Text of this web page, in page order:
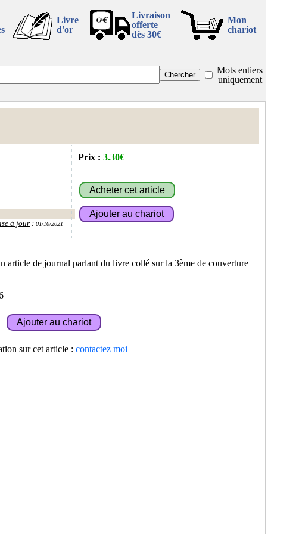
Livre
d'or
Livraison
offerte
dès 30€
Mon
chariot
Mots entiers
uniquement
à jour :01/10/2021
Prix : 3.30€
article de journal parlant du livre collé sur la 3ème de couverture
sur cet article :contactez moi